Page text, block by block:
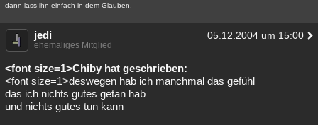
dann lass ihn einfach in dem Glauben.
jedi 05.12.2004 um 15:00
ehemaliges Mitglied
<font size=1>Chiby hat geschrieben:
<font size=1>deswegen hab ich manchmal das gefühl
das ich nichts gutes getan hab
und nichts gutes tun kann